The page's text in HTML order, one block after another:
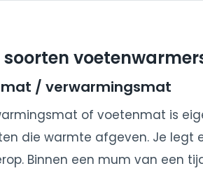
soorten
/ verwarmingsmat
of voetenmat is
die warmte afgeven. Je legt
Binnen een mum van een